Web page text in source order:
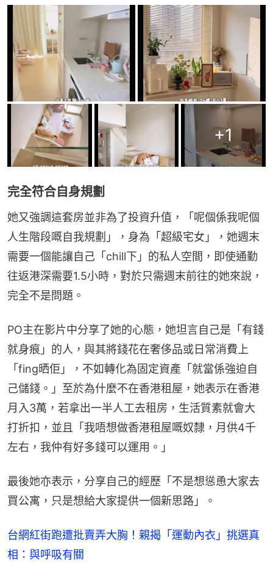
+1
完全符合自身規劃
她又強調這套房並非為了投資升值，「呢個係我呢個
人生階段嘅自我規劃」，身為「超級宅女」，她週末
需要一個能讓自己「chill下」的私人空間，即使通勤
往返港深需要1.5小時，對於只需週末前往的她來說，
完全不是問題。
PO主在影片中分享了她的心態，她坦言自己是「有錢
就身痕」的人，與其將錢花在奢侈品或日常消費上
「fing晒佢」，不如轉化為固定資產「就當係強迫自
己儲錢。」至於為什麼不在香港租屋，她表示在香港
月入3萬，若拿出一半人工去租房，生活質素就會大
打折扣，並且「我唔想做香港租屋嘅奴隸，月供4千
左右，我仲有好多錢可以運用。」
最後她亦表示，分享自己的經歷「不是想慫恿大家去
買公寓，只是想給大家提供一個新思路」。
台網紅街跑遭批賣弄大胸！親揭「運動內衣」挑選真
相：與呼吸有關